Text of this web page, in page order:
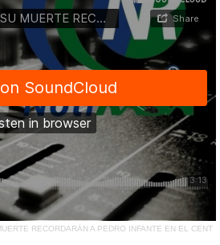
RECORDARÁN A PEDRO INFANTE EN EL CENT